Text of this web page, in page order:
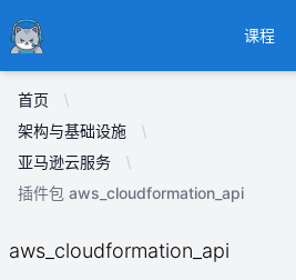
Ducafecat 课程
首页
架构与基础设施
亚马逊云服务
插件包 aws_cloudformation_api
aws_cloudformation_api